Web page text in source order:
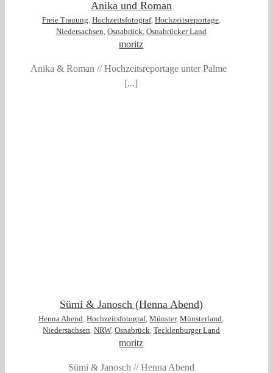
Anika und Roman
Freie Trauung, Hochzeitsfotograf, Hochzeitsreportage,
Niedersachsen, Osnabrück, Osnabrücker Land
moritz
Anika & Roman // Hochzeitsreportage unter Palmen
[...]
Sümi & Janosch (Henna Abend)
Henna Abend,Hochzeitsfotograf,Münster,Münsterland,
Niedersachsen, NRW, Osnabrück, Tecklenburger Land
moritz
Sümi & Janosch // Henna Abend